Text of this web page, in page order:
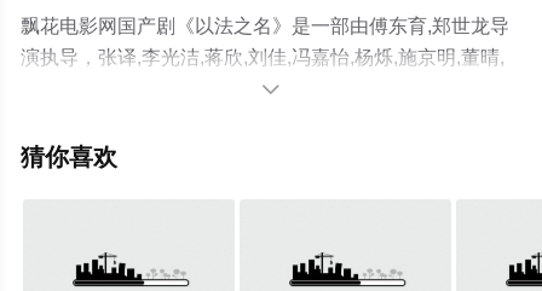
飘花电影网国产剧《以法之名》是一部由傅东育,郑世龙导
演执导，张译,李光洁,蒋欣,刘佳,冯嘉怡,杨烁,施京明,董晴,
丁勇岱,任重,徐梵溪,郝平,白冰,是安,颜世魁,赵煊,宋熹,毛俊
章煜奇,赵梓冲,艾东,朱元浩,纪帅,王劲松,陈创,林鹏,潘之琳

猜你喜欢